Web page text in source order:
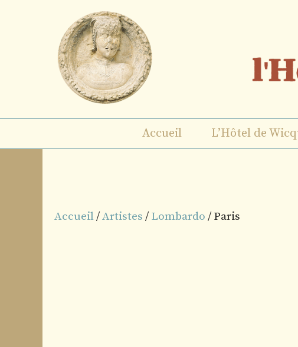
Accueil L’Hôtel de
Accueil/Artistes / Lombardo / Paris